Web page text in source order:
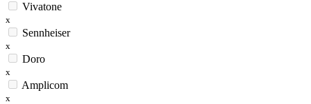
Vivatone
x
Sennheiser
x
Doro
x
Amplicom
x